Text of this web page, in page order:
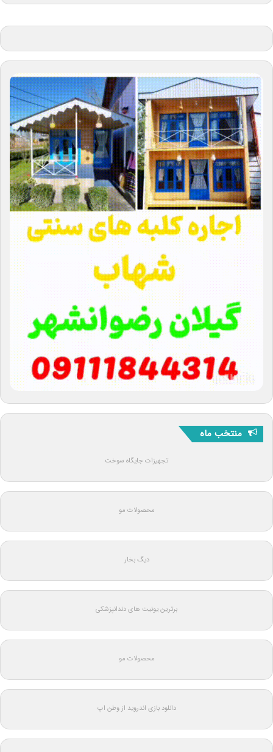
منتخب ماه
تجهیزات جایگاه سوخت
محصولات مو
دیگ بخار
برترین یونیت های دندانپزشکی
محصولات مو
دانلود بازی اندروید از وطن اپ